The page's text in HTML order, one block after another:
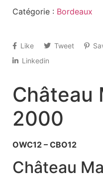
Catégorie : Bordeaux
Like Tweet
Linkedin
Château
2000
OWC12 – CBO12
Château